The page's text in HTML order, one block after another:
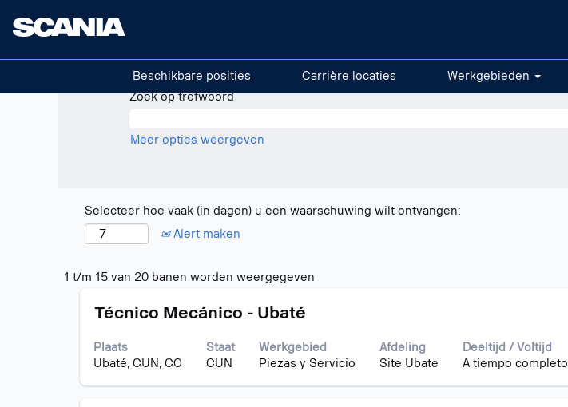
Beschikbare posities Carrière locaties Werkgebieden
Zoek op trefwoord
Meer opties weergeven
Selecteer hoe vaak (in dagen) u een waarschuwing wilt ontvangen:
Alert maken
1 t/m 15 van 20 banen worden weergegeven
t/m
15
20
Titel
Técnico Mecánico - Ubaté
Plaats
Ubaté, CUN, CO
Staat
CUN
Werkgebied
Piezas y Servicio
Afdeling
Site Ubate
Deeltijd / Voltijd
A tiempo completo
Selecteer
spatiebalk
om
volledige